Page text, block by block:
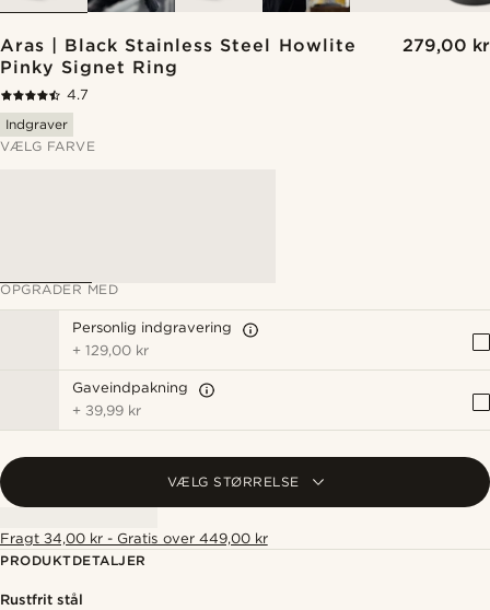
Aras | Black Stainless Steel Howlite
Pinky Signet Ring
279,00 kr
4.7
Indgraver
VÆLG FARVE
OPGRADER MED
Personlig indgravering
+129,00 kr
Gaveindpakning
+ 39,99 kr
VÆLG STØRRELSE
Fragt 34,00 kr - Gratis over 449,00 kr
PRODUKTDETALJER
Rustfrit stål